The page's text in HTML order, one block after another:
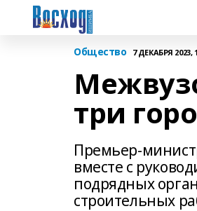
Общество 7 ДЕКАБРЯ 2023,
три
Премьер-
вместе с
подрядных
строительных